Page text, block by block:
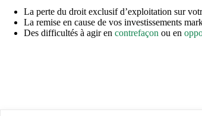
La perte du droit exclusif d’exploitation sur
La remise en cause de vos investissements
Des difficultés à agir en contrefaçon ou en